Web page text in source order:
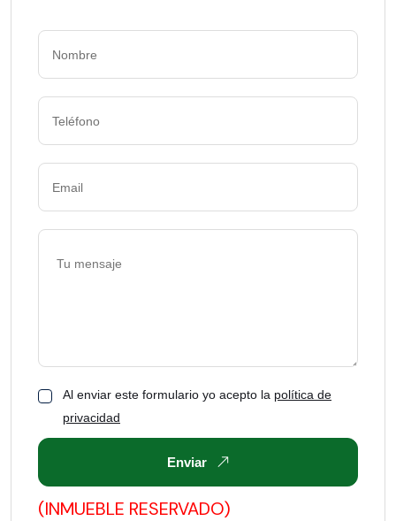
Al enviar este formulario yo acepto la política de
privacidad
Enviar
(INMUEBLE RESERVADO)